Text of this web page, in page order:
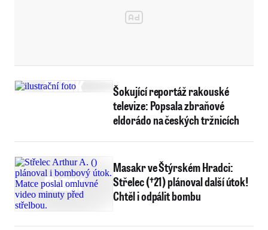
Šokující reportáž rakouské
televize: Popsala zbraňové
eldorádo na českých tržnicích
Masakr ve Štýrském Hradci:
Střelec (†21) plánoval další útok!
Chtěl i odpálit bombu